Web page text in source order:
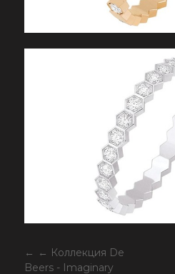
← Коллекция De
Beers - Imaginary